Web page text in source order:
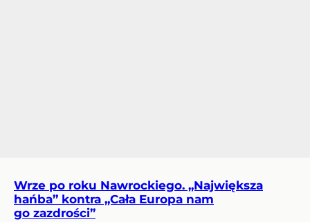
Wrze po roku Nawrockiego. „Największa
hańba” kontra „Cała Europa nam
go zazdrości”